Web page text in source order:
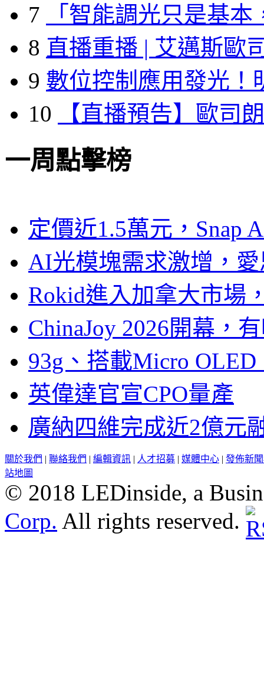
7
「智能調光只是基本
8 直播重播 | 艾邁斯歐
9 數位控制應用發光！
10
【直播預告】歐司
一周點擊榜
定價近1.5萬元，Snap
AI光模塊需求激增，
Rokid進入加拿大市場
ChinaJoy 2026開幕，
93g、搭載Micro
英偉達官宣CPO量產
廣納四維完成近2億元
關於我們 | 聯絡我們 | 編輯資訊 | 人才招募 | 媒體中心 | 發佈新
站地圖
© 2018 LEDinside, a
Corp. All rights reserved.